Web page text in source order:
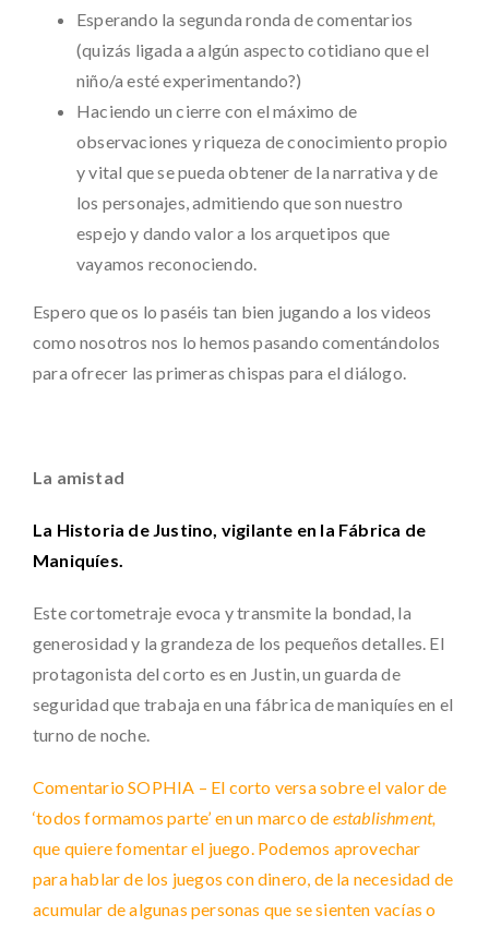
Esperando la segunda ronda de comentarios
(quizás ligada a algún aspecto cotidiano que el
niño/a esté experimentando?)
Haciendo un cierre con el máximo de
observaciones y riqueza de conocimiento propio
y vital que se pueda obtener de la narrativa y de
los personajes, admitiendo que son nuestro
espejo y dando valor a los arquetipos que
vayamos reconociendo.
Espero que os lo paséis tan bien jugando a los videos
como nosotros nos lo hemos pasando comentándolos
para ofrecer las primeras chispas para el diálogo.
La amistad
La Historia de Justino, vigilante en la Fábrica de
Maniquíes.
Este cortometraje evoca y transmite la bondad, la
generosidad y la grandeza de los pequeños detalles. El
protagonista del corto es en Justin, un guarda de
seguridad que trabaja en una fábrica de maniquíes en el
turno de noche.
Comentario SOPHIA – El corto versa sobre el valor de
‘todos formamos parte’ en un marco de establishment,
que quiere fomentar el juego. Podemos aprovechar
para hablar de los juegos con dinero, de la necesidad de
acumular de algunas personas que se sienten vacías o